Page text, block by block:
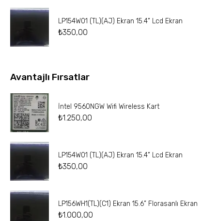
LP154W01 (TL)(AJ) Ekran 15.4” Lcd Ekran
₺350,00
Avantajlı Fırsatlar
İntel 9560NGW Wifi Wireless Kart
₺1.250,00
LP154W01 (TL)(AJ) Ekran 15.4” Lcd Ekran
₺350,00
LP156WH1(TL)(C1) Ekran 15.6” Florasanlı Ekran
₺1.000,00